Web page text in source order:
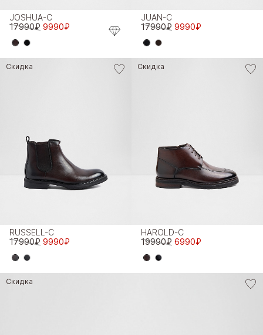
JOSHUA-C
17990₽ 9990₽
JUAN-C
17990₽ 9990₽
RUSSELL-C
17990₽ 9990₽
Скидка
HAROLD-C
19990₽ 6990₽
Скидка
Скидка